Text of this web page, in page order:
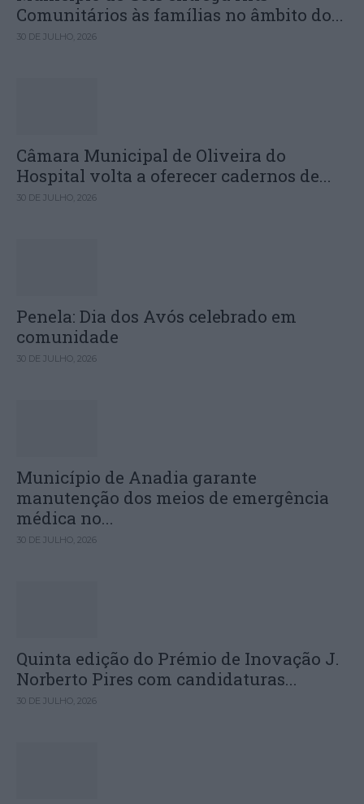
Comunitários às famílias no âmbito do...
30 DE JULHO, 2026
Câmara Municipal de Oliveira do
Hospital volta a oferecer cadernos de...
30 DE JULHO, 2026
Penela: Dia dos Avós celebrado em
comunidade
30 DE JULHO, 2026
Município de Anadia garante
manutenção dos meios de emergência
médica no...
30 DE JULHO, 2026
Quinta edição do Prémio de Inovação J.
Norberto Pires com candidaturas...
30 DE JULHO, 2026